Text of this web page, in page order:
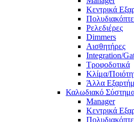
Κεντρικά
Ρελεδιέρες
Dimmers
Αισθητήρες
Integration/
Τροφοδοτικά
Κλίμα/
Άλλα
Καλωδιακό
Manager
Κεντρικά